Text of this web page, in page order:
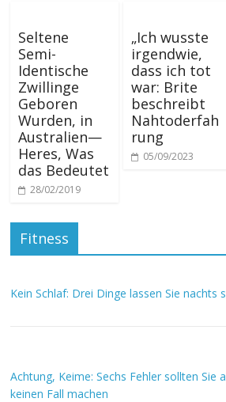
Seltene
Semi-
Identische
Zwillinge
Geboren
Wurden, in
Australien—
Heres, Was
das Bedeutet
28/02/2019
„Ich wusste
irgendwie,
dass ich tot
war: Brite
beschreibt
Nahtoderfah
rung
05/09/2023
Fitness
Kein Schlaf: Drei Dinge lassen Sie nachts
Achtung, Keime: Sechs Fehler sollten Sie
keinen Fall machen